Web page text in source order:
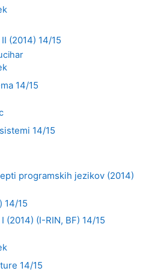
(2014) 14/15
14/15
14/15
programskih jezikov (2014)
14/15
(2014) (I-RIN, BF) 14/15
14/15